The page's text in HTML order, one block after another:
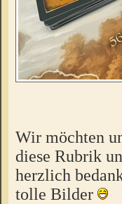
Wir möchten
diese Rubrik
herzlich
tolle Bilder